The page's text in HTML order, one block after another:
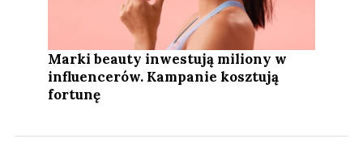
Marki beauty inwestują miliony w
influencerów. Kampanie kosztują
fortunę